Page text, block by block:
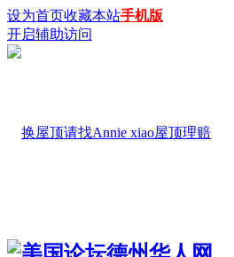
设为首页收藏本站手机版
开启辅助访问